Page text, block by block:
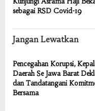
sebagai RSD Covid-19
Jangan Lewatkan
Pencegahan Korupsi,
Daerah Se Jawa Barat
dan Tandatangani
Bersama